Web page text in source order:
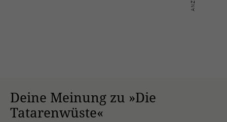
Deine Meinung zu »Die
Tatarenwüste«